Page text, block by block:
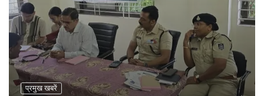
4
विशेष प्रवर्तन अभियान में नर्मदापुरम पुलिस की लगातार सख्ती
Pavan Jat August 6, 2026 0
5
वेयरहाउस कॉरपोरेशन के जिला प्रबंधक पर केस दर्ज, फरार;
क्लर्क को मिली कमान, ‘चाबी के खेल’ पर फिर उठे सवाल
Pavan Jat August 5, 2026 0
प्रमुख खबरें